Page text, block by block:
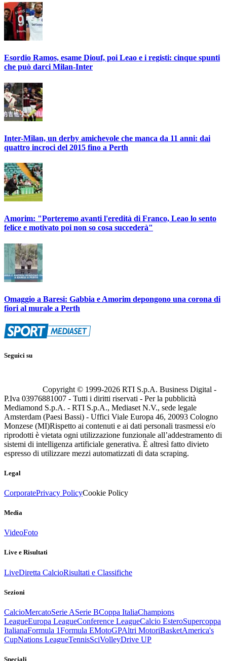
Esordio Ramos, esame Diouf, poi Leao e i registi: cinque spunti
che può darci Milan-Inter
Inter-Milan, un derby amichevole che manca da 11 anni: dai
quattro incroci del 2015 fino a Perth
Amorim: "Porteremo avanti l'eredità di Franco, Leao lo sento
felice e motivato poi non so cosa succederà"
Omaggio a Baresi: Gabbia e Amorim depongono una corona di
fiori al murale a Perth
Seguici su
Copyright © 1999-2026 RTI S.p.A. Business Digital -
P.Iva 03976881007 - Tutti i diritti riservati - Per la pubblicità
Mediamond S.p.A. - RTI S.p.A., Mediaset N.V., sede legale
Amsterdam (Paesi Bassi) - Uffici Viale Europa 46, 20093 Cologno
Monzese (MI)Rispetto ai contenuti e ai dati personali trasmessi e/o
riprodotti è vietata ogni utilizzazione funzionale all’addestramento di
sistemi di intelligenza artificiale generativa. È altresì fatto divieto
espresso di utilizzare mezzi automatizzati di data scraping.
Legal
CorporatePrivacy PolicyCookie Policy
Media
VideoFoto
Live e Risultati
LiveDiretta CalcioRisultati e Classifiche
Sezioni
CalcioMercatoSerie ASerie BCoppa ItaliaChampions
LeagueEuropa LeagueConference LeagueCalcio EsteroSupercoppa
ItalianaFormula 1Formula EMotoGPAltri MotoriBasketAmerica's
CupNations LeagueTennisSciVolleyDrive UP
Speciali